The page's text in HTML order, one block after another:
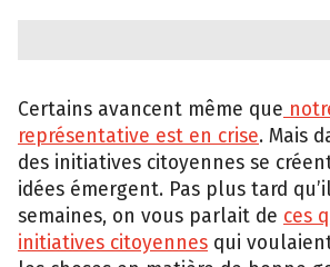
Certains avancent même que
représentative est en crise. Mais
des initiatives citoyennes se
idées émergent. Pas plus tard
semaines, on vous parlait de ces
initiatives citoyennes qui